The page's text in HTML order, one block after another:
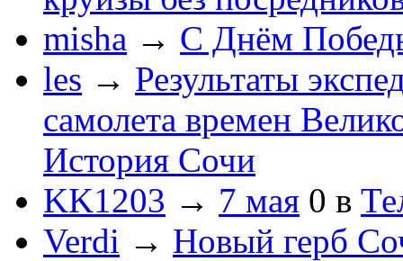
misha → С Днём
les → Результаты
самолета времен
История Сочи
KK1203 → 7 мая 0 в
Verdi → Новый герб